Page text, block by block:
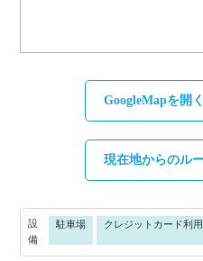
GoogleMapを開く
現在地からのル
設
備
駐車場 クレジットカード利